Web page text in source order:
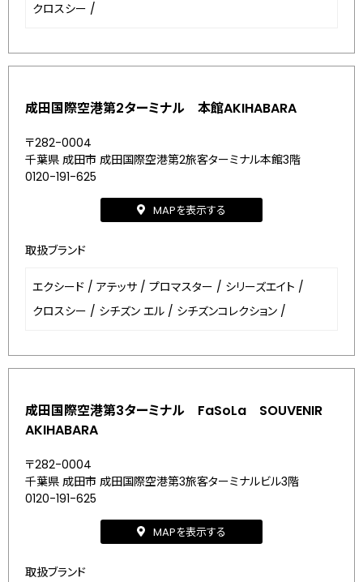
クロスシー /
成田国際空港第2ターミナル 本館AKIHABARA
〒282-0004
千葉県 成田市 成田国際空港第2旅客ターミナル本館3階
0120-191-625
MAPを表示する
取扱ブランド
エクシード / アテッサ / プロマスター / シリーズエイト /
クロスシー / シチズン エル / シチズンコレクション /
成田国際空港第3ターミナル FaSoLa SOUVENIR
AKIHABARA
〒282-0004
千葉県 成田市 成田国際空港第3旅客ターミナルビル3階
0120-191-625
MAPを表示する
取扱ブランド